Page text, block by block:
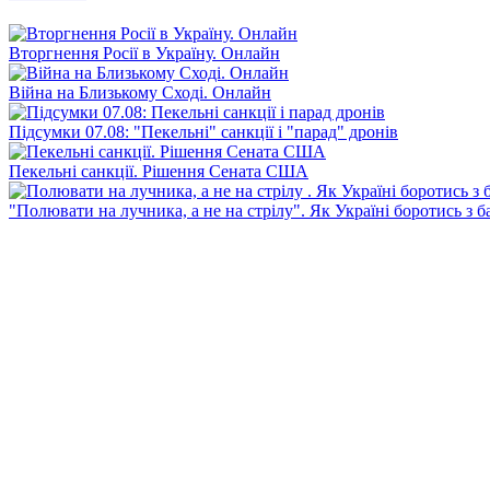
Вторгнення Росії в Україну. Онлайн
Війна на Близькому Сході. Онлайн
Підсумки 07.08: "Пекельні" санкції і "парад" дронів
Пекельні санкції. Рішення Сената США
"Полювати на лучника, а не на стрілу". Як Україні боротись з